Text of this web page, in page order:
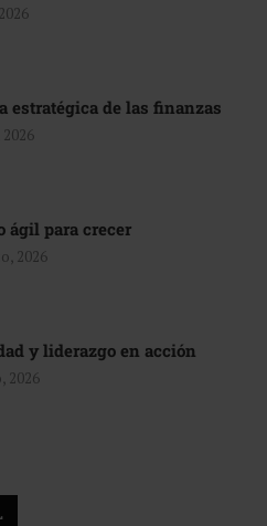
estratégica de las finanzas
2026
ágil para crecer
2026
y liderazgo en acción
2026